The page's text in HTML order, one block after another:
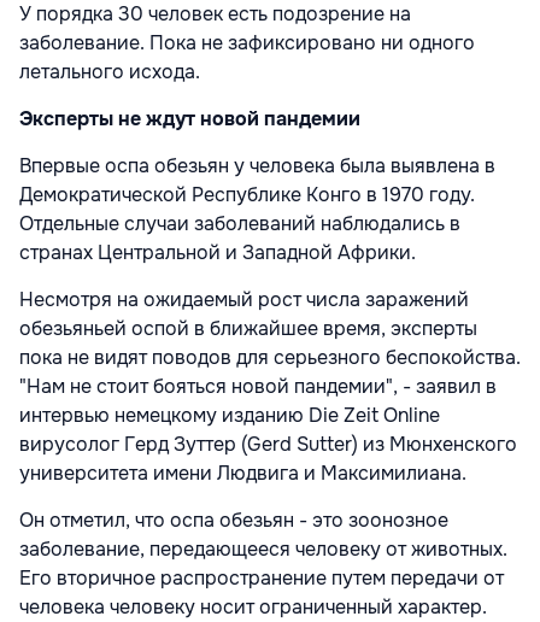
У порядка 30 человек есть подозрение на
заболевание. Пока не зафиксировано ни одного
летального исхода.
Эксперты не ждут новой пандемии
Впервые оспа обезьян у человека была выявлена в
Демократической Республике Конго в 1970 году.
Отдельные случаи заболеваний наблюдались в
странах Центральной и Западной Африки.
Несмотря на ожидаемый рост числа заражений
обезьяньей оспой в ближайшее время, эксперты
пока не видят поводов для серьезного беспокойства.
"Нам не стоит бояться новой пандемии", - заявил в
интервью немецкому изданию Die Zeit Online
вирусолог Герд Зуттер (Gerd Sutter) из Мюнхенского
университета имени Людвига и Максимилиана.
Он отметил, что оспа обезьян - это зоонозное
заболевание, передающееся человеку от животных.
Его вторичное распространение путем передачи от
человека человеку носит ограниченный характер.